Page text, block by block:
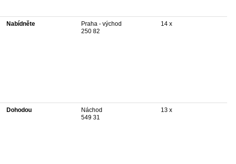
Nabídněte
Praha - východ
250 82
14 x
Dohodou
Náchod
549 31
13 x